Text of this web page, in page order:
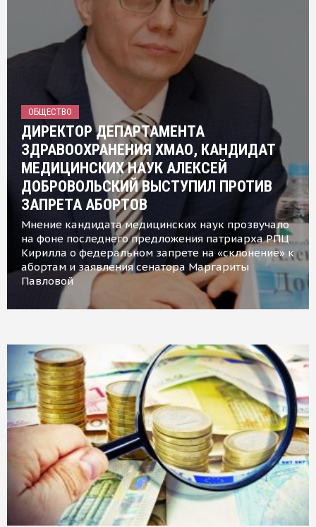
ОБЩЕСТВО
ДИРЕКТОР ДЕПАРТАМЕНТА
ЗДРАВООХРАНЕНИЯ ХМАО, КАНДИДАТ
МЕДИЦИНСКИХ НАУК АЛЕКСЕЙ
ДОБРОВОЛЬСКИЙ ВЫСТУПИЛ ПРОТИВ
ЗАПРЕТА АБОРТОВ
Мнение кандидата медицинских наук прозвучало
на фоне последнего предложения патриарха РПЦ
Кирилла о федеральном запрете на «склонение» к
абортам и заявления сенатора Маргариты
Павловой